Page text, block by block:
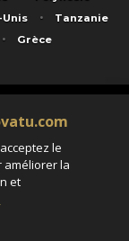
Unis
Tanzanie
Grèce
75017 Paris - S.A.S
- Code APE 7911Z
- Agrément IATA
RCP0081066
le
améliorer la
et